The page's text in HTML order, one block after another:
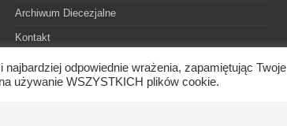
Archiwum Diecezjalne
Kontakt
odpowiednie wrażenia, zapamiętując Twoje
używanie WSZYSTKICH plików cookie.